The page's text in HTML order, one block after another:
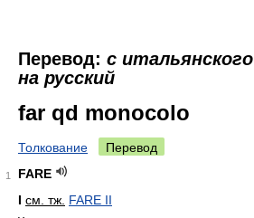
Перевод: с итальянского
на русский
far qd monocolo
Толкование Перевод
1
FARE
I см. тж. FARE II